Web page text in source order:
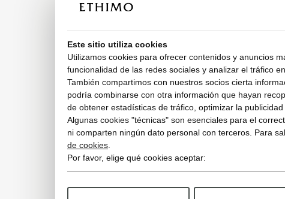
Este sitio utiliza cookies
Utilizamos cookies para ofrecer contenidos y anuncios
funcionalidad de las redes sociales y analizar el tráfico
También compartimos con nuestros socios cierta
podría combinarse con otra información que hayan
de obtener estadísticas de tráfico, optimizar la
Algunas cookies "técnicas" son esenciales para el
ni comparten ningún dato personal con terceros. Para
de cookies.
Por favor, elige qué cookies aceptar: